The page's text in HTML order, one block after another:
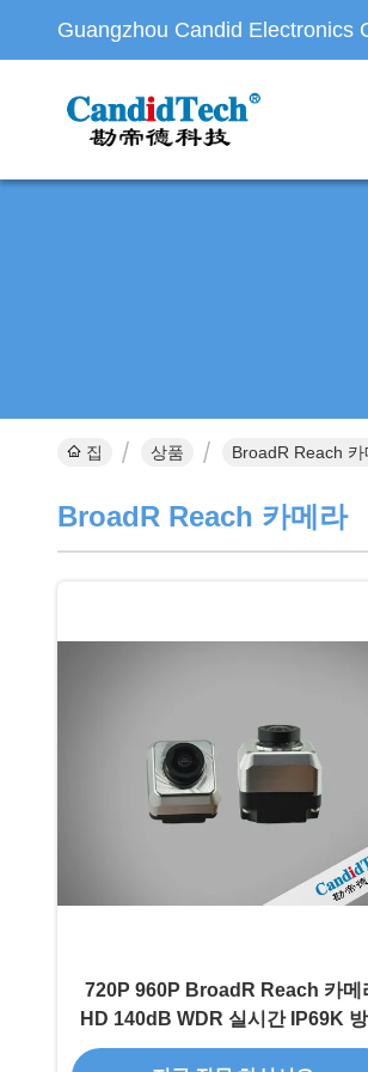
Guangzhou Candid Electronics
집 상품 BroadR Reach
BroadR Reach 카메라
720P 960P BroadR Reach 카메
HD 140dB WDR 실시간 IP69K